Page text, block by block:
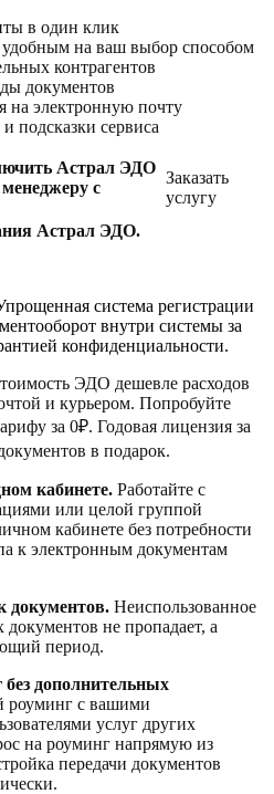
в один клик
на ваш выбор способом
контрагентов
документов
на электронную почту
подсказки сервиса
Астрал ЭДО
с
Заказать
услугу
Астрал ЭДО.
система регистрации
внутри системы за
конфиденциальности.
ЭДО дешевле расходов
и курьером. Попробуйте
за 0₽. Годовая лицензия за
в подарок.
кабинете. Работайте с
или целой группой
кабинете без потребности
к электронным документам
документов. Неиспользованное
не пропадает, а
период.
дополнительных
роуминг с вашими
услуг других
на роуминг напрямую из
передачи документов